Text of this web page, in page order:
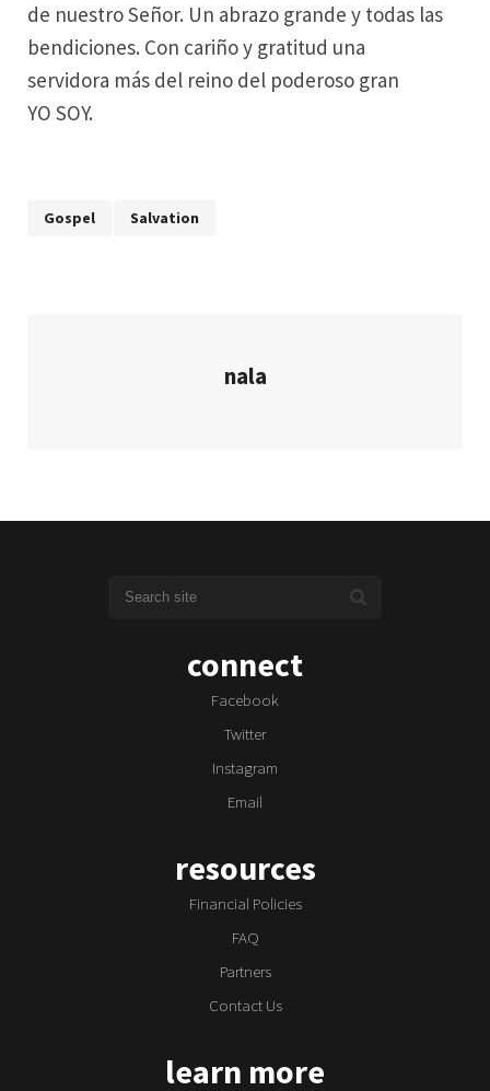
de nuestro Señor. Un abrazo grande y todas las
bendiciones. Con cariño y gratitud una
servidora más del reino del poderoso gran
YO SOY.
Gospel Salvation
nala
connect
Facebook
Twitter
Instagram
Email
resources
Financial Policies
FAQ
Partners
Contact Us
learn more